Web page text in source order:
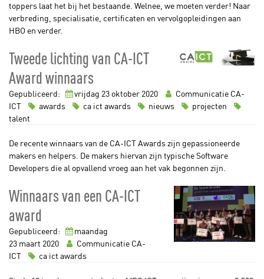
toppers laat het bij het bestaande. Welnee, we moeten verder! Naar
verbreding, specialisatie, certificaten en vervolgopleidingen aan
HBO en verder.
Tweede lichting van CA-ICT
Award winnaars
Gepubliceerd: vrijdag 23oktober 2020
Communicatie CA-
ICT
awards ca ict awards nieuws
projecten
talent
De recente winnaars van de CA-ICT Awards zijn gepassioneerde
makers en helpers. De makers hiervan zijn typische Software
Developers die al opvallend vroeg aan het vak begonnen zijn.
Winnaars van een CA-ICT
award
Gepubliceerd:
maandag
23 maart 2020
Communicatie CA-
ICT
ca ict awards